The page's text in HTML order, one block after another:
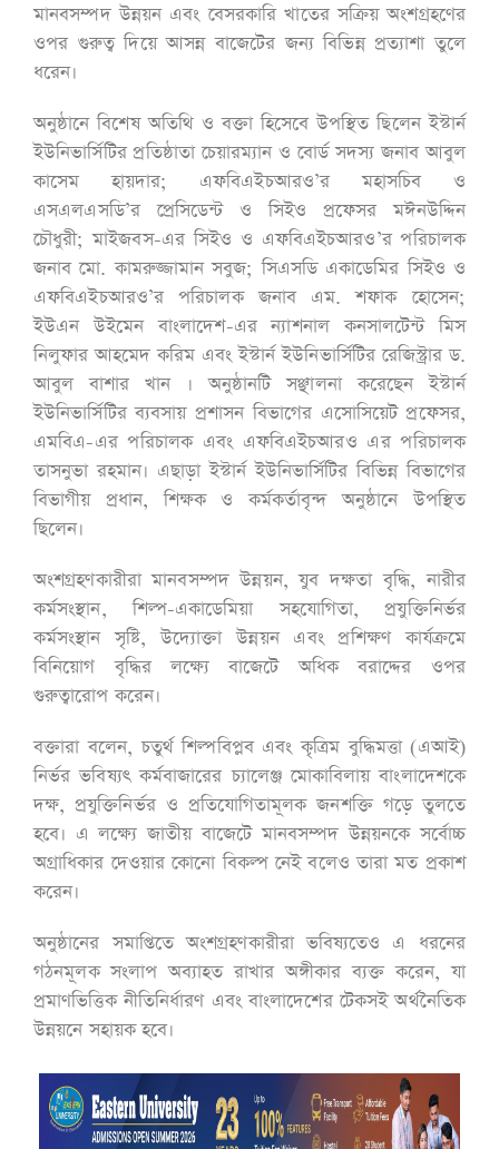
মানবসম্পদ উন্নয়ন এবং বেসরকারি খাতের সক্রিয় অংশগ্রহণের
ওপর গুরুত্ব দিয়ে আসন্ন বাজেটের জন্য বিভিন্ন প্রত্যাশা তুলে
ধরেন।
অনুষ্ঠানে বিশেষ অতিথি ও বক্তা হিসেবে উপস্থিত ছিলেন ইস্টার্ন
ইউনিভার্সিটির প্রতিষ্ঠাতা চেয়ারম্যান ও বোর্ড সদস্য জনাব আবুল
কাসেম হায়দার; এফবিএইচআরও’র মহাসচিব ও
এসএলএসডি’র প্রেসিডেন্ট ও সিইও প্রফেসর মঈনউদ্দিন
চৌধুরী; মাইজবস-এর সিইও ও এফবিএইচআরও’র পরিচালক
জনাব মো. কামরুজ্জামান সবুজ; সিএসডি একাডেমির সিইও ও
এফবিএইচআরও’র পরিচালক জনাব এম. শফাক হোসেন;
ইউএন উইমেন বাংলাদেশ-এর ন্যাশনাল কনসালটেন্ট মিস
নিলুফার আহমেদ করিম এবং ইস্টার্ন ইউনিভার্সিটির রেজিস্ট্রার ড.
আবুল বাশার খান । অনুষ্ঠানটি সঞ্ছালনা করেছেন ইস্টার্ন
ইউনিভার্সিটির ব্যবসায় প্রশাসন বিভাগের এসোসিয়েট প্রফেসর,
এমবিএ-এর পরিচালক এবং এফবিএইচআরও এর পরিচালক
তাসনুভা রহমান। এছাড়া ইস্টার্ন ইউনিভার্সিটির বিভিন্ন বিভাগের
বিভাগীয় প্রধান, শিক্ষক ও কর্মকর্তাবৃন্দ অনুষ্ঠানে উপস্থিত
ছিলেন।
অংশগ্রহণকারীরা মানবসম্পদ উন্নয়ন, যুব দক্ষতা বৃদ্ধি, নারীর
কর্মসংস্থান, শিল্প-একাডেমিয়া সহযোগিতা, প্রযুক্তিনির্ভর
কর্মসংস্থান সৃষ্টি, উদ্যোক্তা উন্নয়ন এবং প্রশিক্ষণ কার্যক্রমে
বিনিয়োগ বৃদ্ধির লক্ষ্যে বাজেটে অধিক বরাদ্দের ওপর
গুরুত্বারোপ করেন।
বক্তারা বলেন, চতুর্থ শিল্পবিপ্লব এবং কৃত্রিম বুদ্ধিমত্তা (এআই)
নির্ভর ভবিষ্যৎ কর্মবাজারের চ্যালেঞ্জ মোকাবিলায় বাংলাদেশকে
দক্ষ, প্রযুক্তিনির্ভর ও প্রতিযোগিতামূলক জনশক্তি গড়ে তুলতে
হবে। এ লক্ষ্যে জাতীয় বাজেটে মানবসম্পদ উন্নয়নকে সর্বোচ্চ
অগ্রাধিকার দেওয়ার কোনো বিকল্প নেই বলেও তারা মত প্রকাশ
করেন।
অনুষ্ঠানের সমাপ্তিতে অংশগ্রহণকারীরা ভবিষ্যতেও এ ধরনের
গঠনমূলক সংলাপ অব্যাহত রাখার অঙ্গীকার ব্যক্ত করেন, যা
প্রমাণভিত্তিক নীতিনির্ধারণ এবং বাংলাদেশের টেকসই অর্থনৈতিক
উন্নয়নে সহায়ক হবে।